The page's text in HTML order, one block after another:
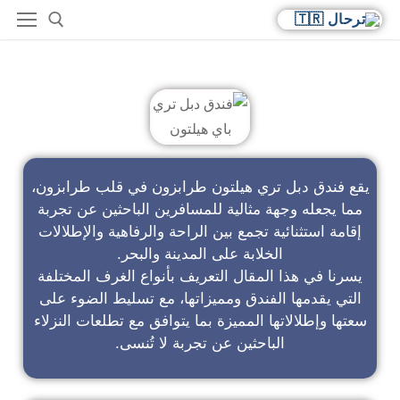
يقع فندق دبل تري هيلتون طرابزون في قلب طرابزون،
مما يجعله وجهة مثالية للمسافرين الباحثين عن تجربة
إقامة استثنائية تجمع بين الراحة والرفاهية والإطلالات
الخلابة على المدينة والبحر.
يسرنا في هذا المقال التعريف بأنواع الغرف المختلفة
التي يقدمها الفندق ومميزاتها، مع تسليط الضوء على
سعتها وإطلالاتها المميزة بما يتوافق مع تطلعات النزلاء
الباحثين عن تجربة لا تُنسى.